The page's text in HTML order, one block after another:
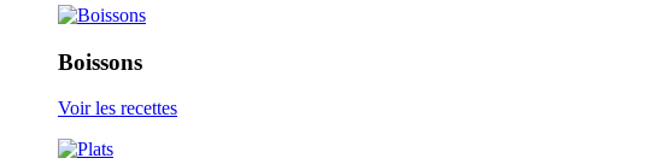
Boissons
Voir les recettes